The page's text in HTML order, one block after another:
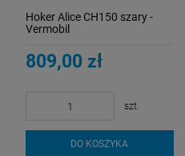
Hoker Alice CH150 szary -
Vermobil
809,00 zł
szt.
DO KOSZYKA